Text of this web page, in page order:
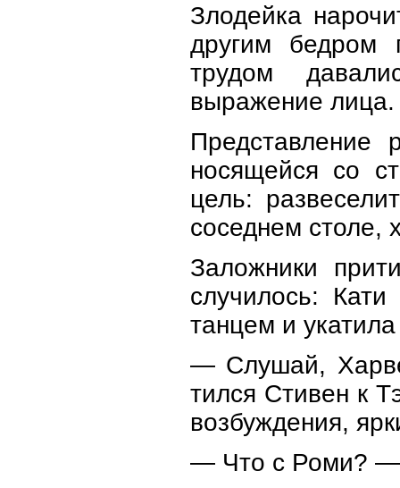
Злодейка
другим бедром
трудом
выражение лица.
Представление
носящейся со
цель:
соседнем столе,
Заложники
случилось:
танцем и
— Слушай,
тился Стивен к
возбуждения,
— Что с Роми? —